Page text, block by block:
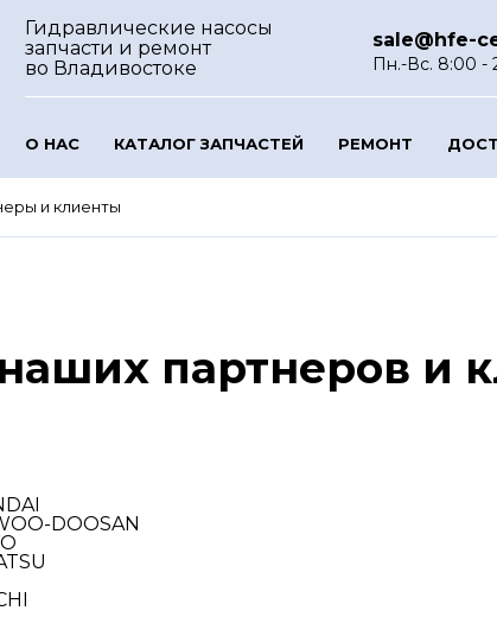
Гидравлические насосы
запчасти и ремонт
во Владивостоке
sale@hfe-
Пн.-Вс. 8:00 -
О НАС КАТАЛОГ ЗАПЧАСТЕЙ РЕМОНТ
и клиенты
партнеров и